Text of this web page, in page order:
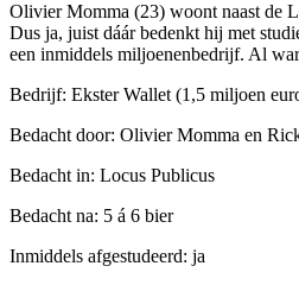
Olivier Momma (23) woont naast de
Dus ja, juist dáár bedenkt hij met
een inmiddels miljoenenbedrijf. Al
Bedrijf: Ekster Wallet (1,5 miljoen
Bedacht door: Olivier Momma en
Bedacht in: Locus Publicus
Bedacht na: 5 á 6 bier
Inmiddels afgestudeerd: ja